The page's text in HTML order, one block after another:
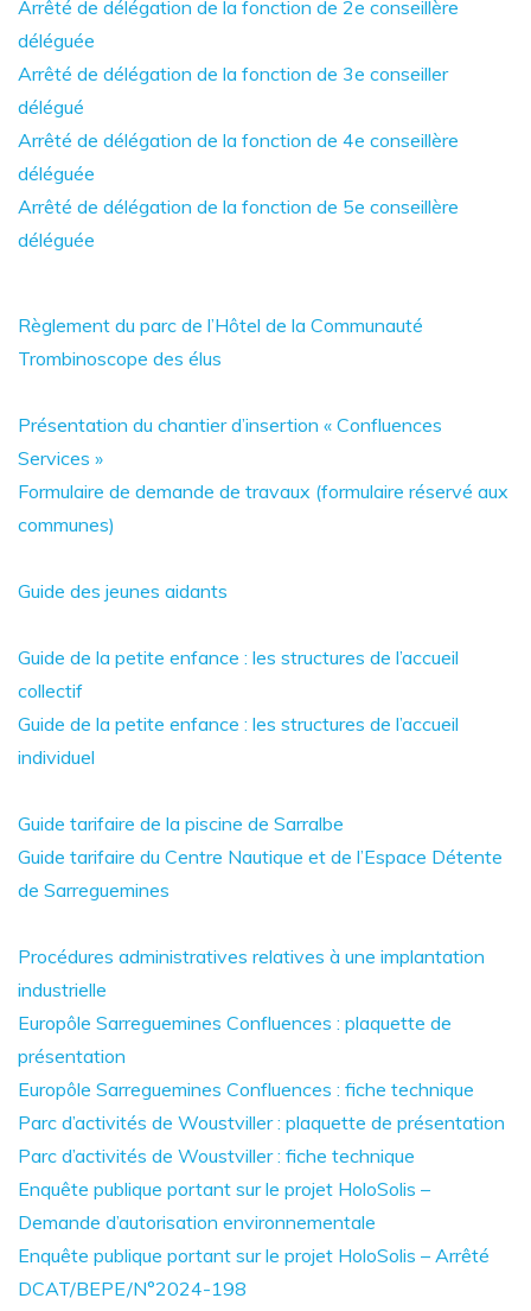
Arrêté de délégation de la fonction de 2e conseillère
déléguée
Arrêté de délégation de la fonction de 3e conseiller
délégué
Arrêté de délégation de la fonction de 4e conseillère
déléguée
Arrêté de délégation de la fonction de 5e conseillère
déléguée
Règlement du parc de l’Hôtel de la Communauté
Trombinoscope des élus
Présentation du chantier d’insertion « Confluences
Services »
Formulaire de demande de travaux (formulaire réservé aux
communes)
Guide des jeunes aidants
Guide de la petite enfance : les structures de l’accueil
collectif
Guide de la petite enfance : les structures de l’accueil
individuel
Guide tarifaire de la piscine de Sarralbe
Guide tarifaire du Centre Nautique et de l’Espace Détente
de Sarreguemines
Procédures administratives relatives à une implantation
industrielle
Europôle Sarreguemines Confluences : plaquette de
présentation
Europôle Sarreguemines Confluences : fiche technique
Parc d’activités de Woustviller : plaquette de présentation
Parc d’activités de Woustviller : fiche technique
Enquête publique portant sur le projet HoloSolis –
Demande d’autorisation environnementale
Enquête publique portant sur le projet HoloSolis – Arrêté
DCAT/BEPE/N°2024-198